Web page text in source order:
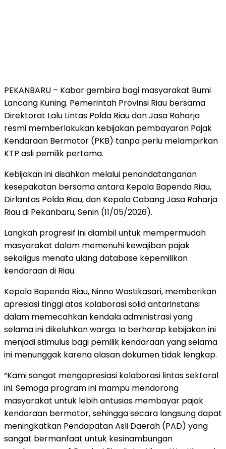
PEKANBARU – Kabar gembira bagi masyarakat Bumi
Lancang Kuning. Pemerintah Provinsi Riau bersama
Direktorat Lalu Lintas Polda Riau dan Jasa Raharja
resmi memberlakukan kebijakan pembayaran Pajak
Kendaraan Bermotor (PKB) tanpa perlu melampirkan
KTP asli pemilik pertama.
Kebijakan ini disahkan melalui penandatanganan
kesepakatan bersama antara Kepala Bapenda Riau,
Dirlantas Polda Riau, dan Kepala Cabang Jasa Raharja
Riau di Pekanbaru, Senin (11/05/2026).
Langkah progresif ini diambil untuk mempermudah
masyarakat dalam memenuhi kewajiban pajak
sekaligus menata ulang database kepemilikan
kendaraan di Riau.
Kepala Bapenda Riau, Ninno Wastikasari, memberikan
apresiasi tinggi atas kolaborasi solid antarinstansi
dalam memecahkan kendala administrasi yang
selama ini dikeluhkan warga. Ia berharap kebijakan ini
menjadi stimulus bagi pemilik kendaraan yang selama
ini menunggak karena alasan dokumen tidak lengkap.
“Kami sangat mengapresiasi kolaborasi lintas sektoral
ini. Semoga program ini mampu mendorong
masyarakat untuk lebih antusias membayar pajak
kendaraan bermotor, sehingga secara langsung dapat
meningkatkan Pendapatan Asli Daerah (PAD) yang
sangat bermanfaat untuk kesinambungan